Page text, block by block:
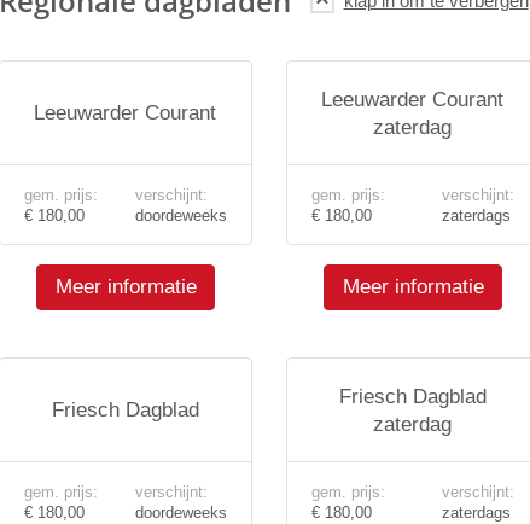
Leeuwarder Courant
gem. prijs:
€ 180,00
verschijnt:
doordeweeks
Meer informatie
Leeuwarder Courant
zaterdag
gem. prijs:
€ 180,00
verschijnt:
zaterdags
Meer informatie
Friesch Dagblad
gem. prijs:
€ 180,00
verschijnt:
doordeweeks
Friesch Dagblad
zaterdag
gem. prijs:
€ 180,00
verschijnt:
zaterdags